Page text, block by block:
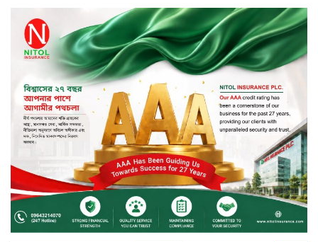
স্মার্টফোন ডিসপ্লেতে নতুন যুগ: ০ মিমি
বর্ডারলেস কনসেপ্ট আনল টেকনো
মাধবপুরে সিএনজি ও ট্রাকের মুখোমুখি
সংঘর্ষে নিহত দুই জন
ইসলামী ব্যাংকের শরী’আহ
সুপারভাইজরি কমিটির সভা অনুষ্ঠিত
বর্ষায় মানুষের পাশে বাংলালিংক; ১০
সিটি করপোরেশনে ১২ হাজারের বেশি
রেইনকোট বিতরণ